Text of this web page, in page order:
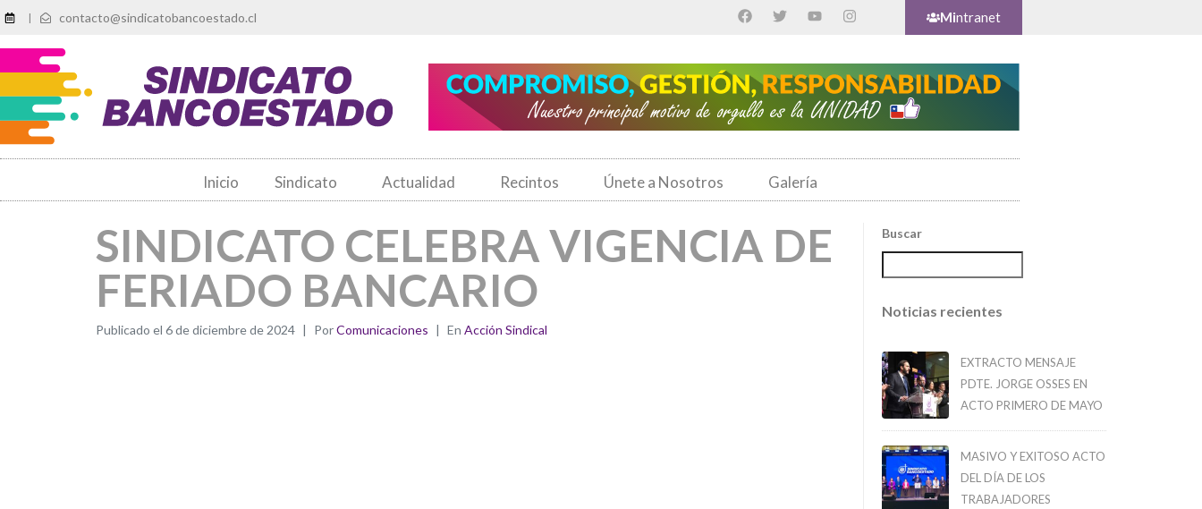
| contacto@sindicatobancoestado.cl Mintranet
Inicio Sindicato Actualidad Recintos Únete a Nosotros Galería
SINDICATO CELEBRA VIGENCIA DE
FERIADO BANCARIO
Publicado el 6 de diciembre de 2024 PorComunicaciones En Acción Sindical
Buscar
Noticias recientes
EXTRACTO MENSAJE
PDTE. JORGE OSSES EN
ACTO PRIMERO DE MAYO
MASIVO Y EXITOSO ACTO
DEL DÍA DE LOS
TRABAJADORES